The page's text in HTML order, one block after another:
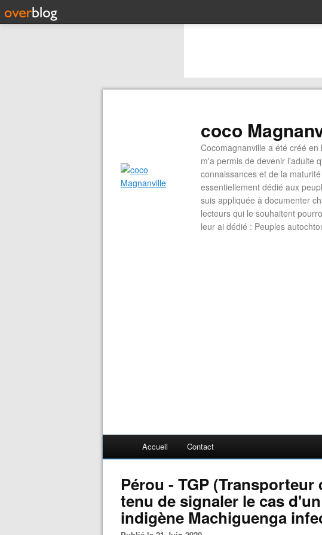
coco
Cocomagnanville a été créé
m'a permis de devenir l'adulte
connaissances et de la
essentiellement dédié aux
suis appliquée à documenter
lecteurs qui le souhaitent
leur ai dédié : Peuples
Accueil Contact
Pérou - TGP (Transporteur
tenu de signaler le cas d'un
indigène Machiguenga